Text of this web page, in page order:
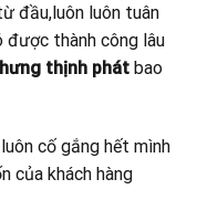
đầu,luôn luôn tuân
được thành công lâu
thịnh phát bao
cố gắng hết mình
của khách hàng